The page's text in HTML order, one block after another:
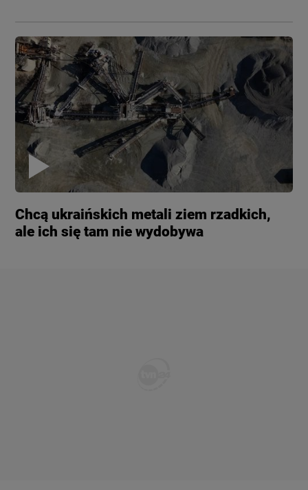
Chcą ukraińskich metali ziem rzadkich,
ale ich się tam nie wydobywa